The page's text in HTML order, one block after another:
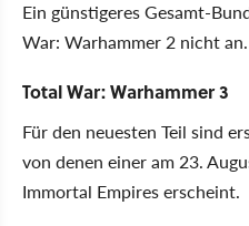
Ein günstigeres Gesamt-
War: Warhammer 2 nicht an.
Total War: Warhammer 3
Für den neuesten Teil sind
von denen einer am 23.
Immortal Empires erscheint.